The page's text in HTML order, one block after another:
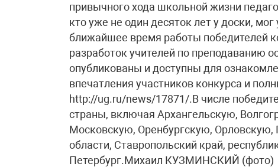
привычного хода школьной жизни
кто уже не один десяток лет у доски,
ближайшее время работы победителей
разработок учителей по преподаванию
опубликованы и доступны для
впечатления участников конкурса и
http://ug.ru/news/17871/.В числе
страны, включая Архангельскую,
Московскую, Оренбургскую,
области, Ставропольский край,
Петербург.Михаил КУЗМИНСКИЙ (фото)